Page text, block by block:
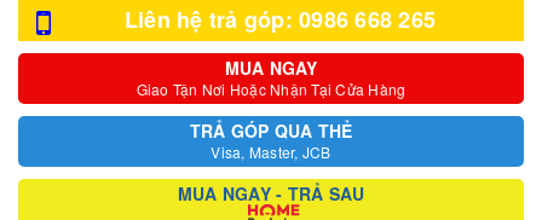
Liên hệ trả góp: 0986 668 265
MUA NGAY
Giao Tận Nơi Hoặc Nhận Tại Cửa Hàng
TRẢ GÓP QUA THẺ
Visa, Master, JCB
MUA NGAY - TRẢ SAU